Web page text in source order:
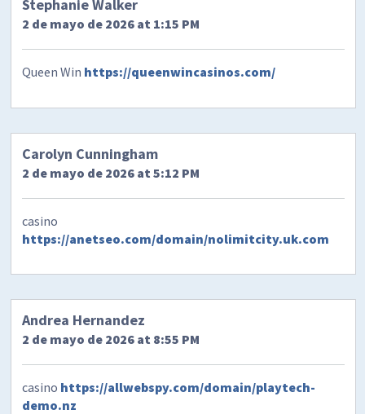
Stephanie Walker
2 de mayo de 2026 at 1:15 PM
Queen Win https://queenwincasinos.com/
Carolyn Cunningham
2 de mayo de 2026 at 5:12 PM
casino
https://anetseo.com/domain/nolimitcity.uk.com
Andrea Hernandez
2 de mayo de 2026 at 8:55 PM
casino https://allwebspy.com/domain/playtech-
demo.nz